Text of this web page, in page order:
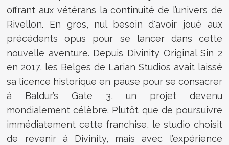
offrant aux vétérans la continuité de l’univers de
Rivellon. En gros, nul besoin d'avoir joué aux
précédents opus pour se lancer dans cette
nouvelle aventure. Depuis Divinity Original Sin 2
en 2017, les Belges de Larian Studios avait laissé
sa licence historique en pause pour se consacrer
à Baldur’s Gate 3, un projet devenu
mondialement célèbre. Plutôt que de poursuivre
immédiatement cette franchise, le studio choisit
de revenir à Divinity, mais avec l’expérience